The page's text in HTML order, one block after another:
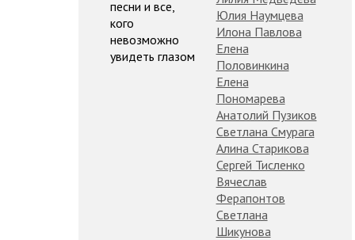
песни и все,
кого
невозможно
увидеть глазом
Юлия Наумцева
Илона Павлова
Елена
Половинкина
Елена
Пономарева
Анатолий Пузиков
Светлана Смурага
Алина Старикова
Сергей Тисленко
Вячеслав
Ферапонтов
Светлана
Шикунова